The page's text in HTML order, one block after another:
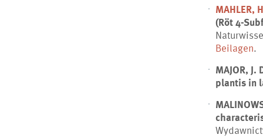
MAHLER,
(Röt 4-
Beilagen.
MAJOR, J.
plantis in